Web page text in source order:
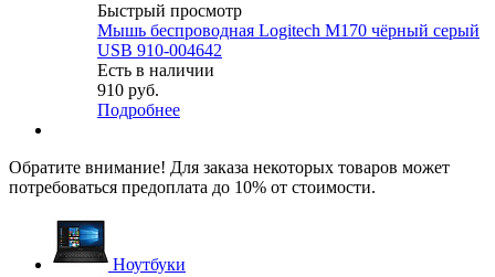
Быстрый просмотр
Мышь беспроводная Logitech M170 чёрный серый
USB 910-004642
Есть в наличии
910 руб.
Подробнее
Обратите внимание! Для заказа некоторых товаров может
потребоваться предоплата до 10% от стоимости.
Ноутбуки